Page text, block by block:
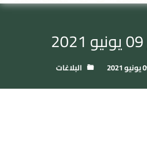
البلاغات